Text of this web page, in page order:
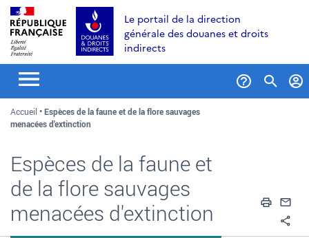
Aller
au
contenu
Aller
recherche
Aller
au
menu
Le portail de la direction
générale des douanes et droits
indirects
Accueil
Espèces de la faune et de la flore sauvages
menacées d'extinction
Espèces de la faune et
de la flore sauvages
menacées d'extinction